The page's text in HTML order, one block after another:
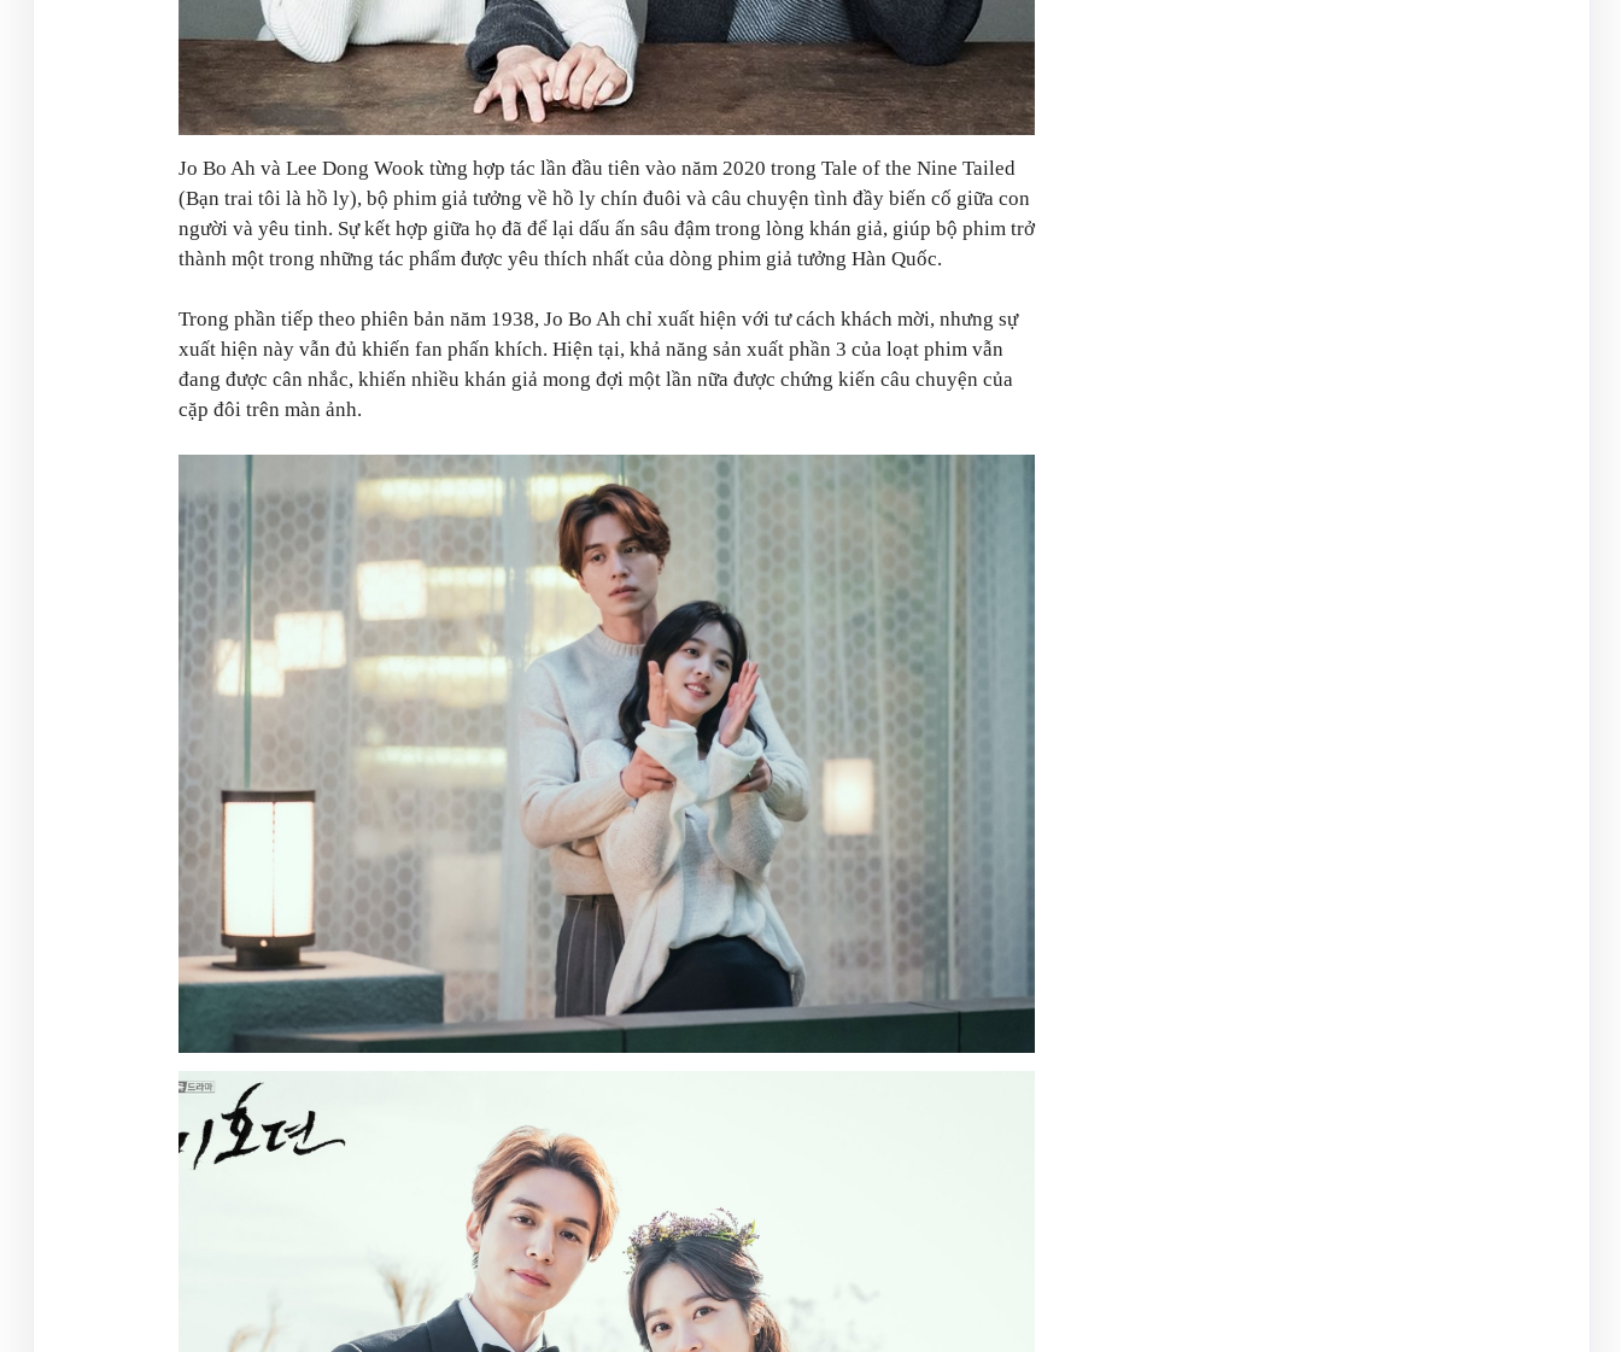
Jo Bo Ah và Lee Dong Wook từng hợp tác lần đầu tiên vào năm 2020 trong Tale of the Nine Tailed
(Bạn trai tôi là hồ ly), bộ phim giả tưởng về hồ ly chín đuôi và câu chuyện tình đầy biến cố giữa con
người và yêu tinh. Sự kết hợp giữa họ đã để lại dấu ấn sâu đậm trong lòng khán giả, giúp bộ phim trở
thành một trong những tác phẩm được yêu thích nhất của dòng phim giả tưởng Hàn Quốc.
Trong phần tiếp theo phiên bản năm 1938, Jo Bo Ah chỉ xuất hiện với tư cách khách mời, nhưng sự
xuất hiện này vẫn đủ khiến fan phấn khích. Hiện tại, khả năng sản xuất phần 3 của loạt phim vẫn
đang được cân nhắc, khiến nhiều khán giả mong đợi một lần nữa được chứng kiến câu chuyện của
cặp đôi trên màn ảnh.